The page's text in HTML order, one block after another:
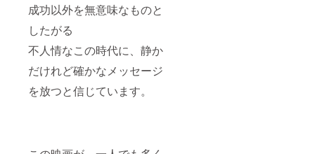
成功以外を無意味なものと
したがる
不人情なこの時代に、静か
だけれど確かなメッセージ
を放つと信じています。